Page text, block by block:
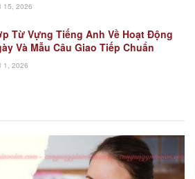
15, 2026
Từ Vựng Tiếng Anh Về Hoạt Động
Và Mẫu Câu Giao Tiếp Chuẩn
1, 2026